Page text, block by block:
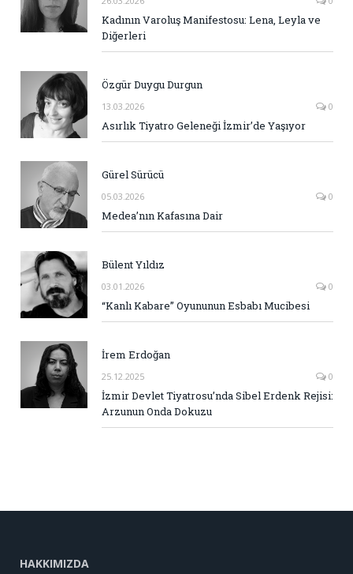
Kadının Varoluş Manifestosu: Lena, Leyla ve
Diğerleri
Özgür Duygu Durgun
13.03.2026 0
Asırlık Tiyatro Geleneği İzmir’de Yaşıyor
Gürel Sürücü
05.03.2026 0
Medea’nın Kafasına Dair
Bülent Yıldız
03.01.2026 0
“Kanlı Kabare” Oyununun Esbabı Mucibesi
İrem Erdoğan
25.12.2025 0
İzmir Devlet Tiyatrosu’nda Sibel Erdenk Rejisi:
Arzunun Onda Dokuzu
HAKKIMIZDA